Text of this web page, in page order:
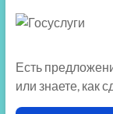
Есть
или знаете, как